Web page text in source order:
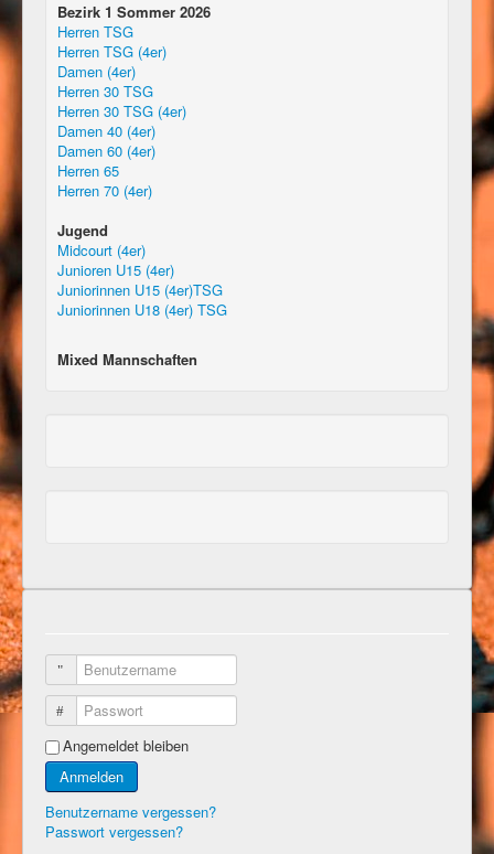
Bezirk 1 Sommer 2026
Herren TSG
Herren TSG (4er)
Damen (4er)
Herren 30 TSG
Herren 30 TSG (4er)
Damen 40 (4er)
Damen 60 (4er)
Herren 65
Herren 70 (4er)
Jugend
Midcourt (4er)
Junioren U15 (4er)
Juniorinnen U15 (4er)TSG
Juniorinnen U18 (4er) TSG
Mixed Mannschaften
Benutzername
Passwort
Angemeldet bleiben
Anmelden
Benutzername vergessen?
Passwort vergessen?